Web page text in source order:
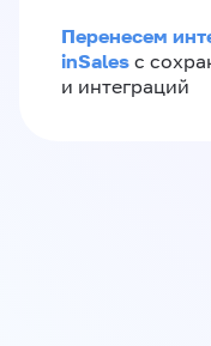
Перенесем
inSales с
и интеграций